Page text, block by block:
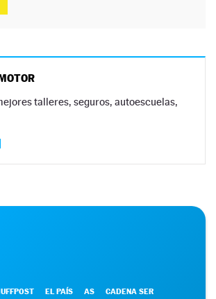
talleres, seguros, autoescuelas,
EL PAÍS AS CADENA SER